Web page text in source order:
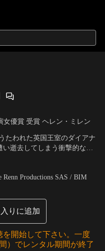
女優賞 受賞 ヘレン・ミレン
たわれた英国王室のダイアナ
逝去してしまう衝撃的なニ
ン・ミレン）の対応へ批判
Renn Productions SAS / BIM
りに追加
を開始して下さい。一度
）でレンタル期間が終了